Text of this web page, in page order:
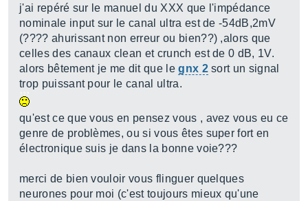
j'ai repéré sur le manuel du XXX que l'impédance
nominale input sur le canal ultra est de -54dB,2mV
(???? ahurissant non erreur ou bien??) ,alors que
celles des canaux clean et crunch est de 0 dB, 1V.
alors bêtement je me dit que legnx 2sort un signal
trop puissant pour le canal ultra.
qu'est ce que vous en pensez vous , avez vous eu ce
genre de problèmes, ou si vous êtes super fort en
électronique suis je dans la bonne voie???
merci de bien vouloir vous flinguer quelques
neurones pour moi (c'est toujours mieux qu'une